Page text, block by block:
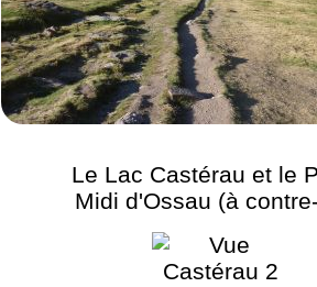
Le Lac Castérau et le
Midi d'Ossau (à